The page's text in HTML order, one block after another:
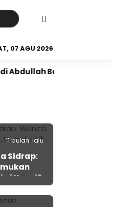
07 AGU 2026
Bau Massepe
11 bulan lalu
Sidrap:
Kunci?